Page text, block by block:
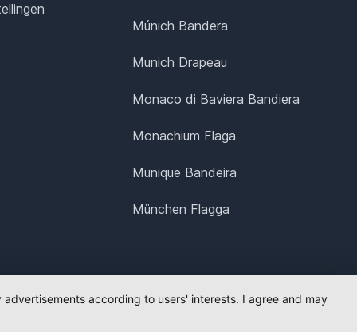
Múnich Bandera
Munich Drapeau
Monaco di Baviera Bandiera
Monachium Flaga
Munique Bandeira
München Flagga
according to users' interests. I agree and may